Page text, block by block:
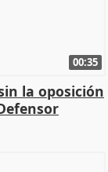
00:35
la oposición